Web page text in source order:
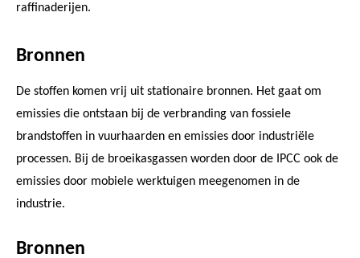
raffinaderijen.
Bronnen
De stoffen komen vrij uit stationaire bronnen. Het gaat om
emissies die ontstaan bij de verbranding van fossiele
brandstoffen in vuurhaarden en emissies door industriële
processen. Bij de broeikasgassen worden door de IPCC ook de
emissies door mobiele werktuigen meegenomen in de
industrie.
Bronnen